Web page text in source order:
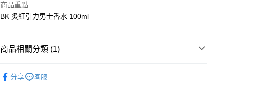
AlipayHK
JD京東物流，訂單確認發貨後2-4個工作天送達
商品重點
BK 炙紅引力男士香水 100ml
商品相關分類 (1)
分享
客服